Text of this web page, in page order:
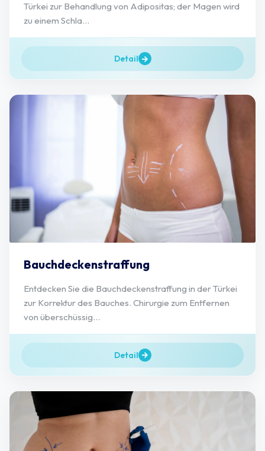
Türkei zur Behandlung von Adipositas; der Magen wird
zu einem Schla...
Detail
Bauchdeckenstraffung
Entdecken Sie die Bauchdeckenstraffung in der Türkei
zur Korrektur des Bauches. Chirurgie zum Entfernen
von überschüssig...
Detail